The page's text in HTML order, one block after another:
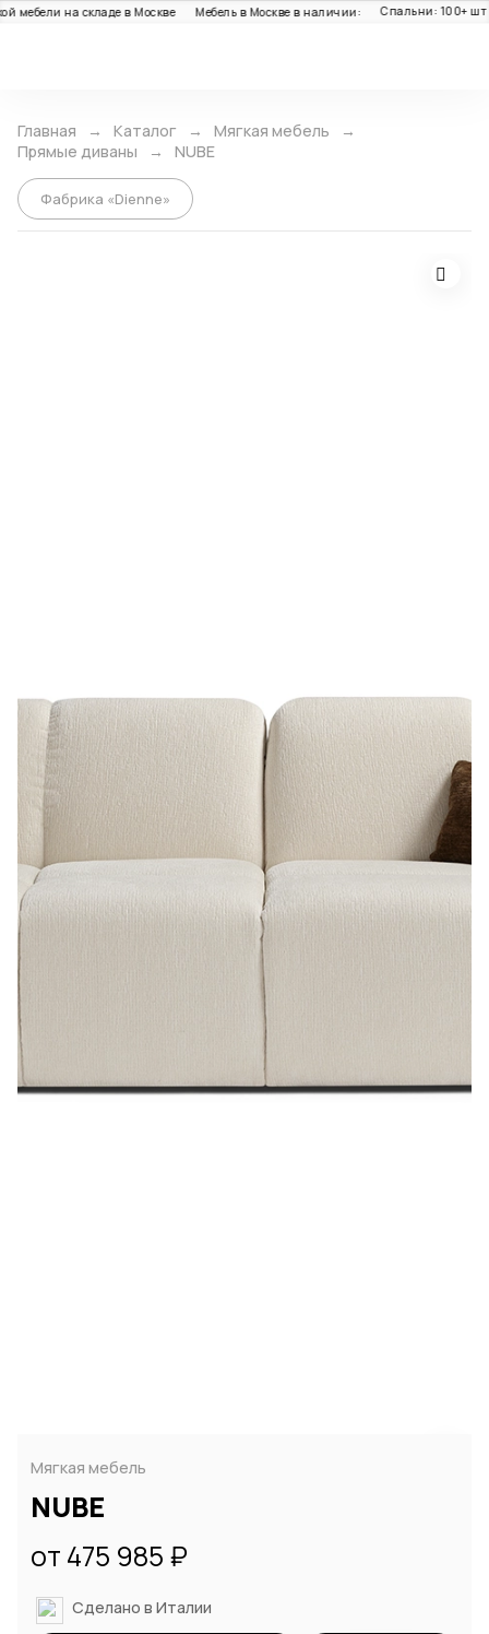
мебели на складе в Москве Мебель в Москве в наличии: Спальни: 100+ шт
Главная Каталог
Мягкая мебель
Прямые диваны
NUBE
Фабрика «Dienne»
Мягкая мебель
NUBE
от 475 985 ₽
Сделано в Италии